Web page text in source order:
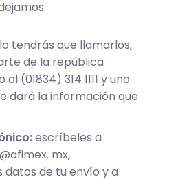
tendrás que llamarlos,
de la república
(01834) 314 1111 y uno
dará la información que
escríbeles a
mx,
de tu envío y a